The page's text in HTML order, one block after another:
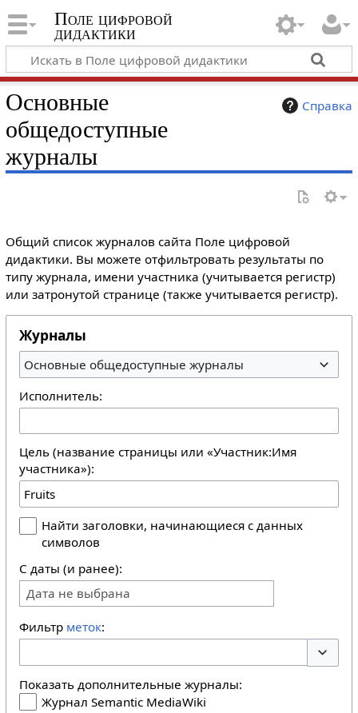
Поле цифровой
дидактики
Справка
Основные
общедоступные
журналы
Общий список журналов сайта Поле цифровой
дидактики. Вы можете отфильтровать результаты по
типу журнала, имени участника (учитывается регистр)
или затронутой странице (также учитывается регистр).
Журналы
Основные общедоступные журналы
Исполнитель:
Цель (название страницы или «Участник:Имя
участника»):
Найти заголовки, начинающиеся с данных
символов
С даты (и ранее):
Дата не выбрана
Фильтр меток:
Показать дополнительные журналы:
Журнал Semantic MediaWiki